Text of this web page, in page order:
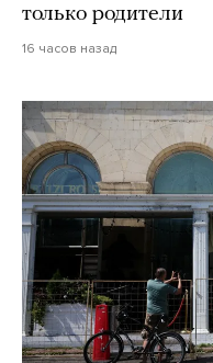
только родители
16 часов назад